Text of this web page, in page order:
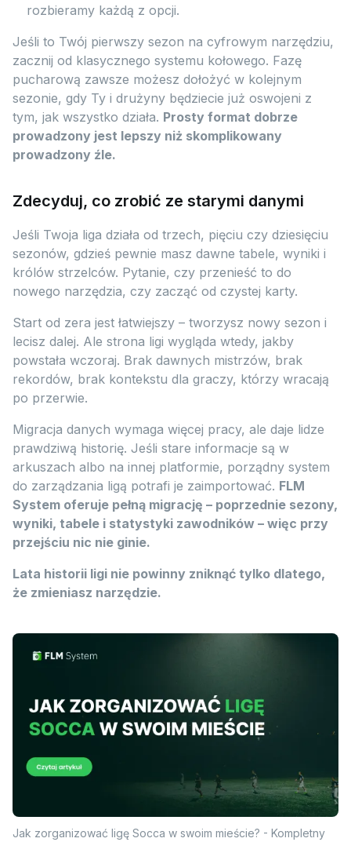
rozbieramy każdą z opcji.
Jeśli to Twój pierwszy sezon na cyfrowym narzędziu,
zacznij od klasycznego systemu kołowego. Fazę
pucharową zawsze możesz dołożyć w kolejnym
sezonie, gdy Ty i drużyny będziecie już oswojeni z
tym, jak wszystko działa. Prosty format dobrze
prowadzony jest lepszy niż skomplikowany
prowadzony źle.
Zdecyduj, co zrobić ze starymi danymi
Jeśli Twoja liga działa od trzech, pięciu czy dziesięciu
sezonów, gdzieś pewnie masz dawne tabele, wyniki i
królów strzelców. Pytanie, czy przenieść to do
nowego narzędzia, czy zacząć od czystej karty.
Start od zera jest łatwiejszy – tworzysz nowy sezon i
lecisz dalej. Ale strona ligi wygląda wtedy, jakby
powstała wczoraj. Brak dawnych mistrzów, brak
rekordów, brak kontekstu dla graczy, którzy wracają
po przerwie.
Migracja danych wymaga więcej pracy, ale daje lidze
prawdziwą historię. Jeśli stare informacje są w
arkuszach albo na innej platformie, porządny system
do zarządzania ligą potrafi je zaimportować. FLM
System oferuje pełną migrację – poprzednie sezony,
wyniki, tabele i statystyki zawodników – więc przy
przejściu nic nie ginie.
Lata historii ligi nie powinny zniknąć tylko dlatego,
że zmieniasz narzędzie.
Jak zorganizować ligę Socca w swoim mieście? - Kompletny